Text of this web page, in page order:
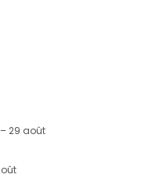
29 août